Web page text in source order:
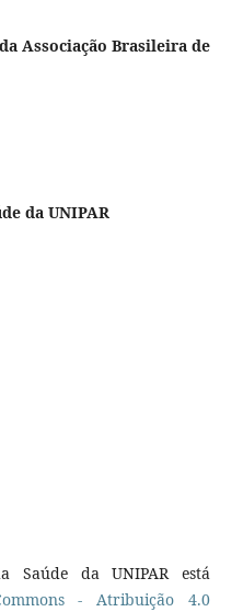
Associação Brasileira de
da UNIPAR
Saúde da UNIPAR está
- Atribuição 4.0